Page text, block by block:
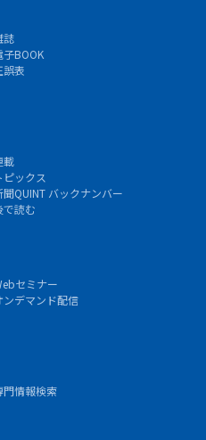
誌
子BOOK
誤表
載
ピックス
聞QUINT バックナンバー
で読む
セミナー
ンデマンド配信
門情報検索